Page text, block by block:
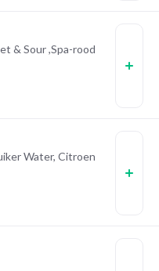
& Sour ,Spa-rood
Water, Citroen